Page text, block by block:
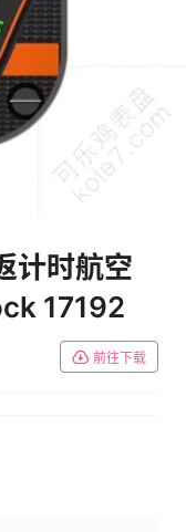
计时航空
17192
前往下载